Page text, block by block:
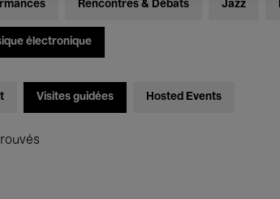
Rencontres & Débats Jazz
électronique
Visites guidées Hosted Events